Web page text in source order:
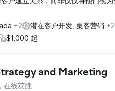
+2 潜在客户开发, 集客营销
$1,000 起
and Marketing
在线获胜